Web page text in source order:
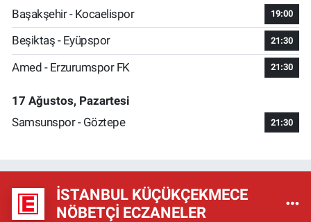
Başakşehir - Kocaelispor
19:00
Beşiktaş - Eyüpspor 21:30
Amed - Erzurumspor FK 21:30
17 Ağustos, Pazartesi
Samsunspor - Göztepe
21:30
İSTANBUL KÜÇÜKÇEKMECE
NÖBETÇI ECZANELER